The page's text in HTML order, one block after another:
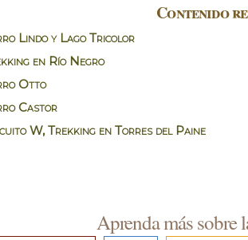
Contenido
Lindo y Lago Tricolor
en Río Negro
Otto
Castor
W, Trekking en Torres del Paine
Aprenda más sobre